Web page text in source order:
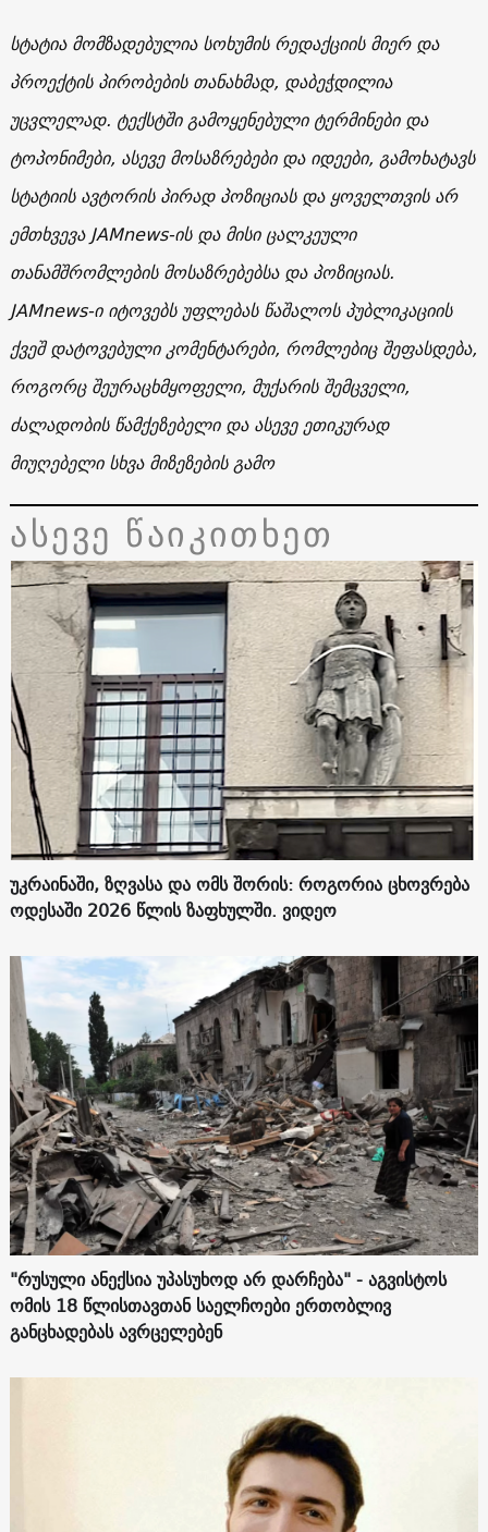
სტატია მომზადებულია სოხუმის რედაქციის მიერ და
პროექტის პირობების თანახმად, დაბეჭდილია
უცვლელად. ტექსტში გამოყენებული ტერმინები და
ტოპონიმები, ასევე მოსაზრებები და იდეები, გამოხატავს
სტატიის ავტორის პირად პოზიციას და ყოველთვის არ
ემთხვევა JAMnews-ის და მისი ცალკეული
თანამშრომლების მოსაზრებებსა და პოზიციას.
JAMnews-ი იტოვებს უფლებას წაშალოს პუბლიკაციის
ქვეშ დატოვებული კომენტარები, რომლებიც შეფასდება,
როგორც შეურაცხმყოფელი, მუქარის შემცველი,
ძალადობის წამქეზებელი და ასევე ეთიკურად
მიუღებელი სხვა მიზეზების გამო
ასევე წაიკითხეთ
უკრაინაში, ზღვასა და ომს შორის: როგორია ცხოვრება
ოდესაში 2026 წლის ზაფხულში. ვიდეო
"რუსული ანექსია უპასუხოდ არ დარჩება" - აგვისტოს
ომის 18 წლისთავთან საელჩოები ერთობლივ
განცხადებას ავრცელებენ